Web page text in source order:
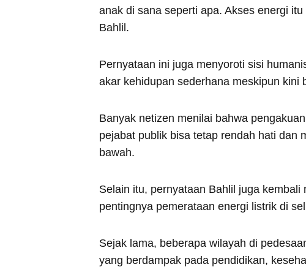
anak di sana seperti apa. Akses energi
Bahlil.
Pernyataan ini juga menyoroti sisi
akar kehidupan sederhana meskipun kini
Banyak netizen menilai bahwa
pejabat publik bisa tetap rendah hati dan
bawah.
Selain itu, pernyataan Bahlil juga
pentingnya pemerataan energi listrik di
Sejak lama, beberapa wilayah di
yang berdampak pada pendidikan,